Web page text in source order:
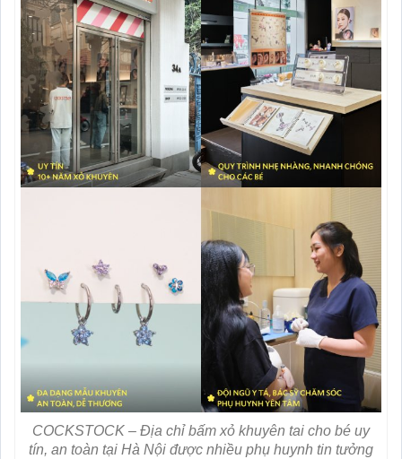
COCKSTOCK – Địa chỉ bấm xỏ khuyên tai cho bé uy
tín, an toàn tại Hà Nội được nhiều phụ huynh tin tưởng